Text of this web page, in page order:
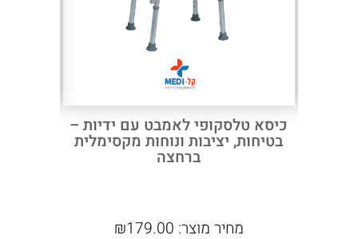
כיסא טלסקופי לאמבט עם ידיות –
בטיחות, יציבות ונוחות מקסימלית
ברחצה
מחיר מוצר: ₪179.00